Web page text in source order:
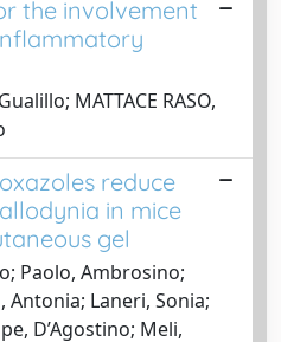
the involvement
MATTACE RASO,
reduce
in mice
gel
Paolo, Ambrosino;
Antonia; Laneri, Sonia;
D’Agostino; Meli,